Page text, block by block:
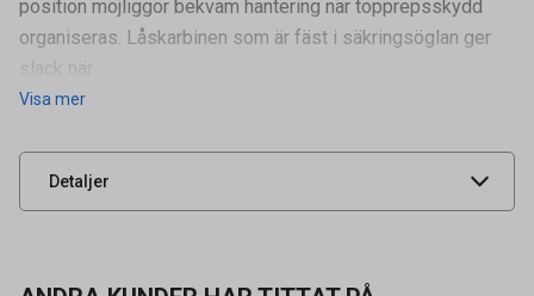
position möjliggör bekväm hantering när topprepsskydd
organiseras. Låskarbinen som är fäst i säkringsöglan ger
slack när
Visa mer
Detaljer
Artikelnummer
Leverantörens
UNSPSC 0.000000